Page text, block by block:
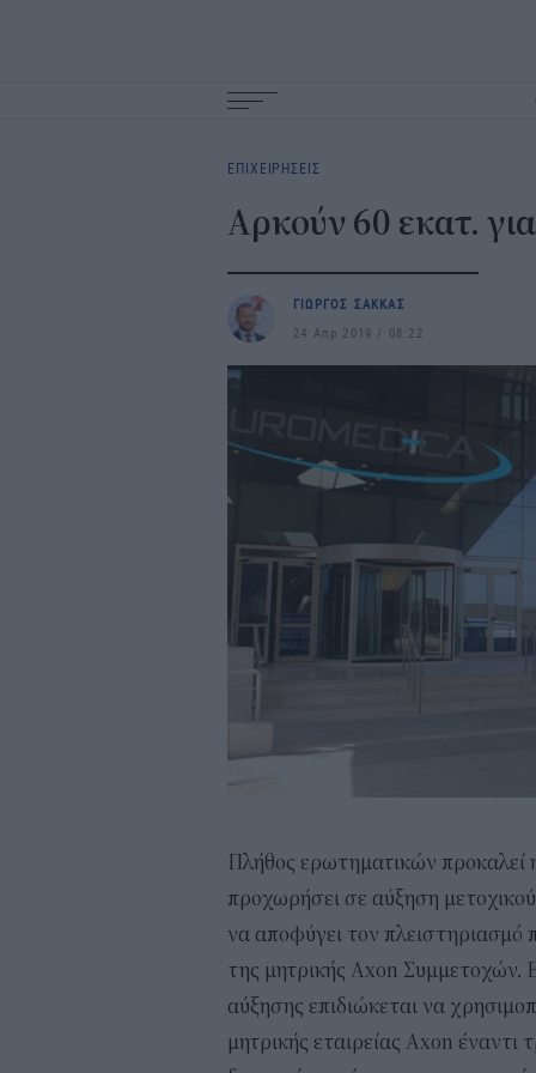
navigation
ΕΠΙΧΕΙΡΗΣΕΙΣ
Αρκούν 60 εκατ.
ΓΙΩΡΓΟΣ ΣΑΚΚΑΣ
24 Απρ 2019
08:22
Πλήθος ερωτηματικών προκαλεί
προχωρήσει σε αύξηση
να αποφύγει τον πλειστηριασμό
της μητρικής Axon Συμμετοχών.
αύξησης επιδιώκεται να
μητρικής εταιρείας Axon έναντι